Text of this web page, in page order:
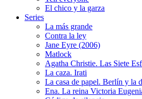
El chico y la garza
Series
La más grande
Contra la ley
Jane Eyre (2006)
Matlock
Agatha Christie. Las Siete
La caza. Irati
La casa de papel. Berlín y la
Ena. La reina Victoria